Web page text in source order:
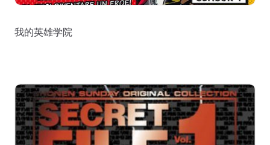
我的英雄学院